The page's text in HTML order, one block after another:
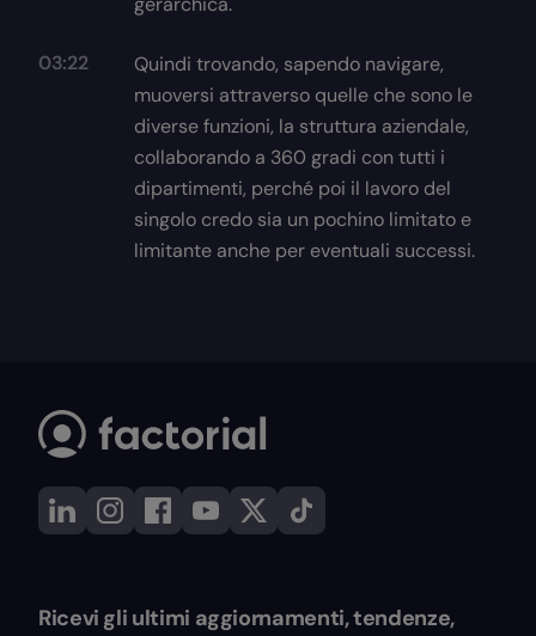
03:22
Quindi trovando, sapendo navigare,
muoversi attraverso quelle che sono le
diverse funzioni, la struttura aziendale,
collaborando a 360 gradi con tutti i
dipartimenti, perché poi il lavoro del
singolo credo sia un pochino limitato e
limitante anche per eventuali successi.
Ricevi gli ultimi aggiornamenti, tendenze,